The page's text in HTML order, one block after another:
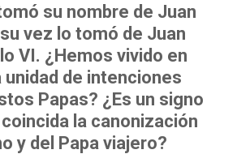
su nombre de Juan
vez lo tomó de Juan
VI. ¿Hemos vivido en
de intenciones
Papas? ¿Es un signo
la canonización
y del Papa viajero?